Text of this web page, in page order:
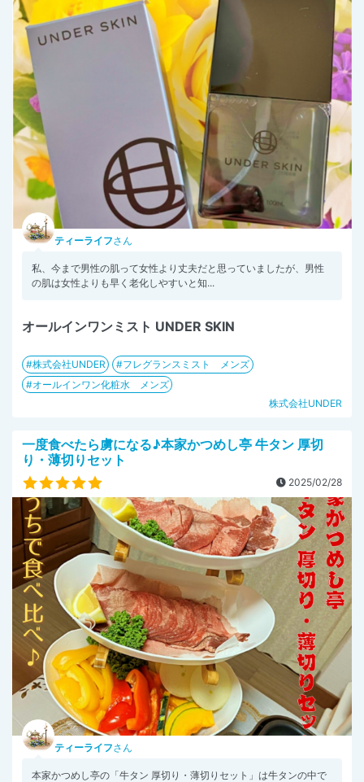
ティーライフさん
私、今まで男性の肌って女性より丈夫だと思っていましたが、男性
の肌は女性よりも早く老化しやすいと知...
オールインワンミスト UNDER SKIN
株式会社UNDER
フレグランスミスト メンズ
オールインワン化粧水 メンズ
株式会社UNDER
一度食べたら虜になる♪本家かつめし亭 牛タン 厚切
り・薄切りセット
2025/02/28
ティーライフさん
本家かつめし亭の「牛タン 厚切り・薄切りセット」は牛タンの中で